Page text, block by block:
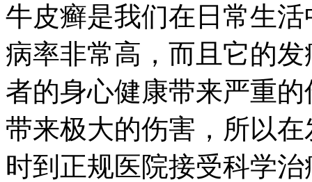
牛皮癣是我们在日常生
病率非常高，而且它的
者的身心健康带来严重
带来极大的伤害，所以
时到正规医院接受科学